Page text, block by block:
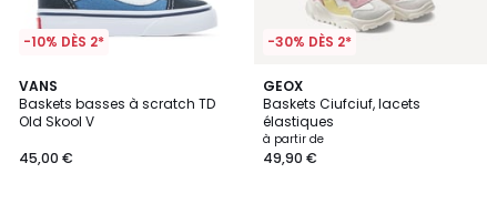
-10% DÈS 2*
VANS
Baskets basses à scratch TD
Old Skool V
45,00 €
4,7
/ 5
-30% DÈS 2*
GEOX
Baskets Ciufciuf, lacets
élastiques
à partir de
49,90 €